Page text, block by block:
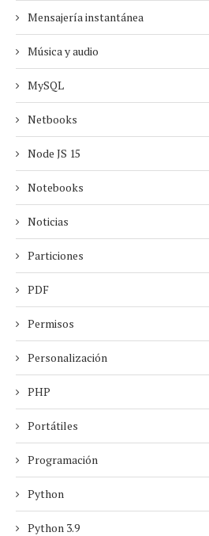
Mensajería instantánea
Música y audio
MySQL
Netbooks
Node JS 15
Notebooks
Noticias
Particiones
PDF
Permisos
Personalización
PHP
Portátiles
Programación
Python
Python 3.9